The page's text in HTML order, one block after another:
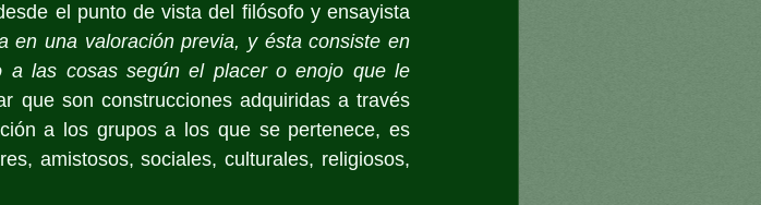
el punto de vista del filósofo y ensayista
en una valoración previa, y ésta consiste en
a las cosas según el placer o enojo que le
que son construcciones adquiridas a través
a los grupos a los que se pertenece, es
amistosos, sociales, culturales, religiosos,